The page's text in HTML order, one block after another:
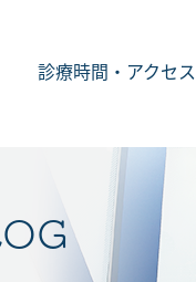
診療時間・アクセス